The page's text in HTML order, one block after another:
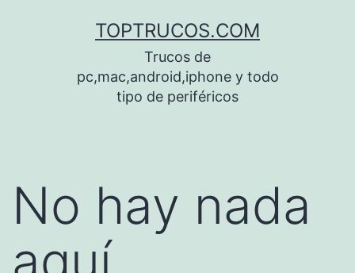
TOPTRUCOS.COM
Trucos de
pc,mac,android,iphone y todo
tipo de periféricos
No hay nada
aquí